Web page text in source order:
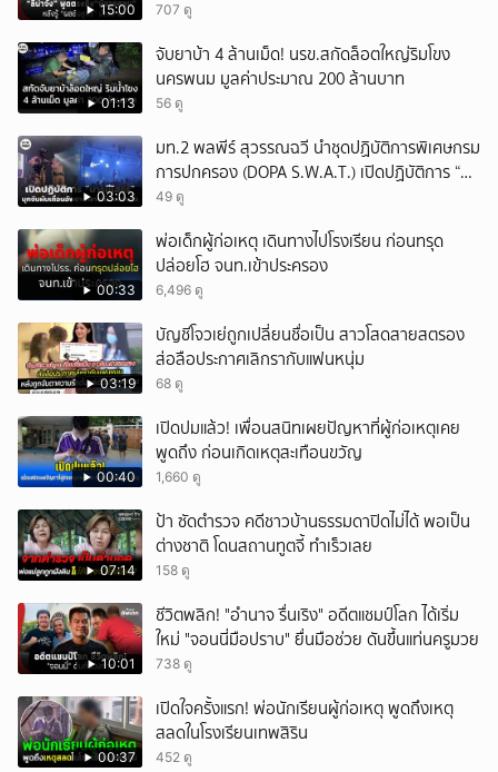
15:00 707 ดู
01:13
จับยาบ้า 4 ล้านเม็ด! นรข.สกัดล็อตใหญ่ริมโขง
นครพนม มูลค่าประมาณ 200 ล้านบาท
56 ดู
03:03
มท.2 พลพีร์ สุวรรณฉวี นำชุดปฏิบัติการพิเศษกรม
การปกครอง (DOPA S.W.A.T.) เปิดปฏิบัติการ “บา
รมีโสธร” บุกจับผับเถื่อนอัพยา กลางเมืองแปดริ้ว
49 ดู
00:33
พ่อเด็กผู้ก่อเหตุ เดินทางไปโรงเรียน ก่อนทรุด
ปล่อยโฮ จนท.เข้าประครอง
6,496 ดู
03:19
บัญชีโจวเย่ถูกเปลี่ยนชื่อเป็น สาวโสดสายสตรอง
ส่อลือประกาศเลิกรากับแฟนหนุ่ม
68 ดู
00:40
เปิดปมแล้ว! เพื่อนสนิทเผยปัญหาที่ผู้ก่อเหตุเคย
พูดถึง ก่อนเกิดเหตุสะเทือนขวัญ
1,660 ดู
07:14
ป้า ซัดตำรวจ คดีชาวบ้านธรรมดาปิดไม่ได้ พอเป็น
ต่างชาติ โดนสถานทูตจี้ ทำเร็วเลย
158 ดู
10:01
ชีวิตพลิก! "อำนาจ รื่นเริง" อดีตแชมป์โลก ได้เริ่ม
ใหม่ "จอนนี่มือปราบ" ยื่นมือช่วย ดันขึ้นแท่นครูมวย
738 ดู
00:37
เปิดใจครั้งแรก! พ่อนักเรียนผู้ก่อเหตุ พูดถึงเหตุ
สลดในโรงเรียนเทพสิริน
452 ดู